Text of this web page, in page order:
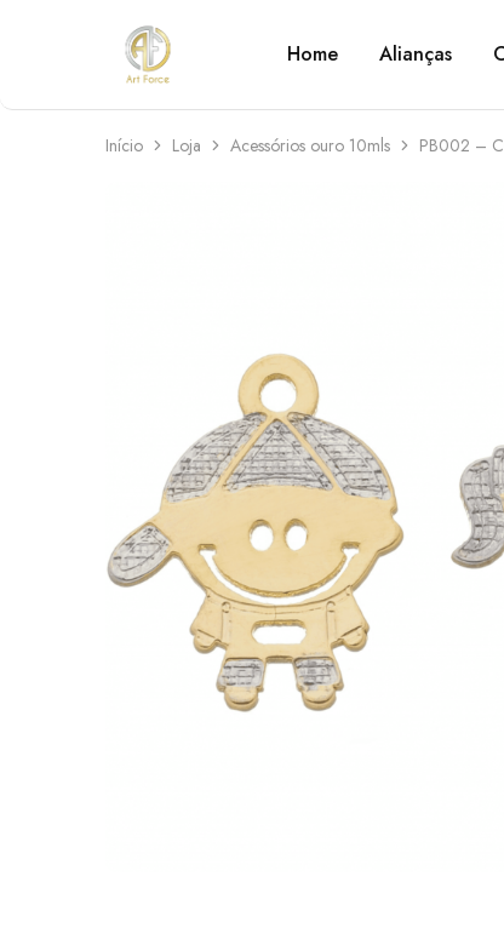
Art
Force
Semijoias
personalizadas
Home Alianças
Início Loja Acessórios ouro 10mls PB002 –